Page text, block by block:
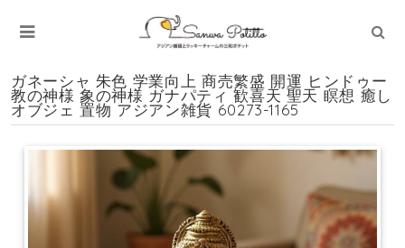
ガネーシャ 朱色 学業向上 商売繁盛 開運 ヒンドゥー
教の神様 象の神様 ガナパティ 歓喜天 聖天 瞑想 癒し
オブジェ 置物 アジアン雑貨 60273-1165